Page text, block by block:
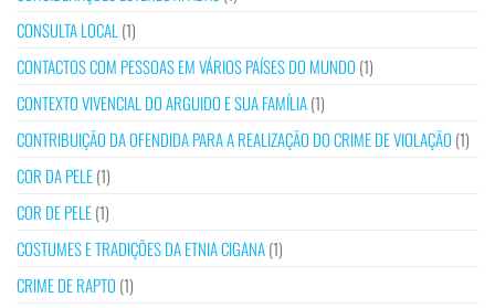
CONSULTA LOCAL (1)
CONTACTOS COM PESSOAS EM VÁRIOS PAÍSES DO MUNDO (1)
CONTEXTO VIVENCIAL DO ARGUIDO E SUA FAMÍLIA(1)
CONTRIBUIÇÃO DA OFENDIDA PARA A REALIZAÇÃO DO CRIME DE VIOLAÇÃO (1)
COR DA PELE(1)
COR DE PELE(1)
COSTUMES E TRADIÇÕES DA ETNIA CIGANA(1)
CRIME DE RAPTO (1)